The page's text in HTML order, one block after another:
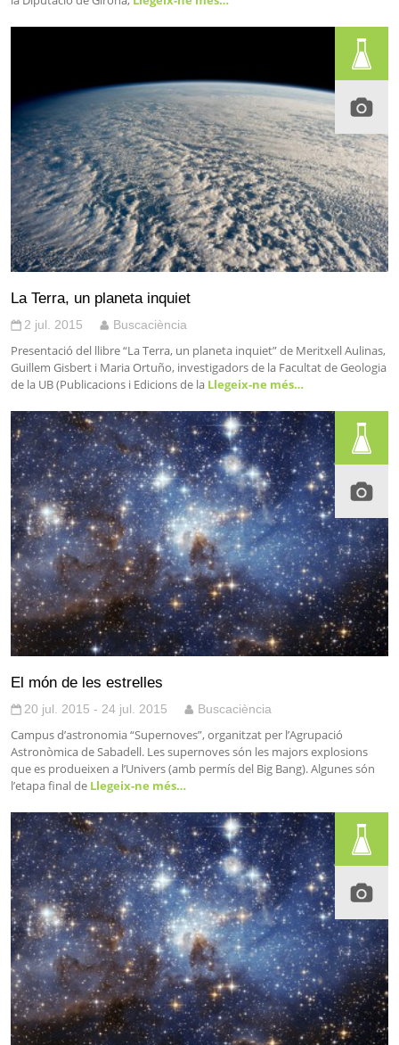
La Terra, un planeta inquiet
2 jul. 2015 Buscaciència
Presentació del llibre “La Terra, un planeta inquiet” de Meritxell Aulinas,
Guillem Gisbert i Maria Ortuño, investigadors de la Facultat de Geologia
de la UB (Publicacions i Edicions de la Llegeix-ne més…
El món de les estrelles
20 jul. 2015 - 24 jul. 2015 Buscaciència
Campus d’astronomia “Supernoves”, organitzat per l’Agrupació
Astronòmica de Sabadell. Les supernoves són les majors explosions
que es produeixen a l’Univers (amb permís del Big Bang). Algunes són
l’etapa final de Llegeix-ne més…